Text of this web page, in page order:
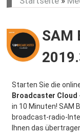
SAM
Starten Sie die
Broadcaster Cloud
in 10 Minuten! SAM
broadcast-radio-
Ihnen das